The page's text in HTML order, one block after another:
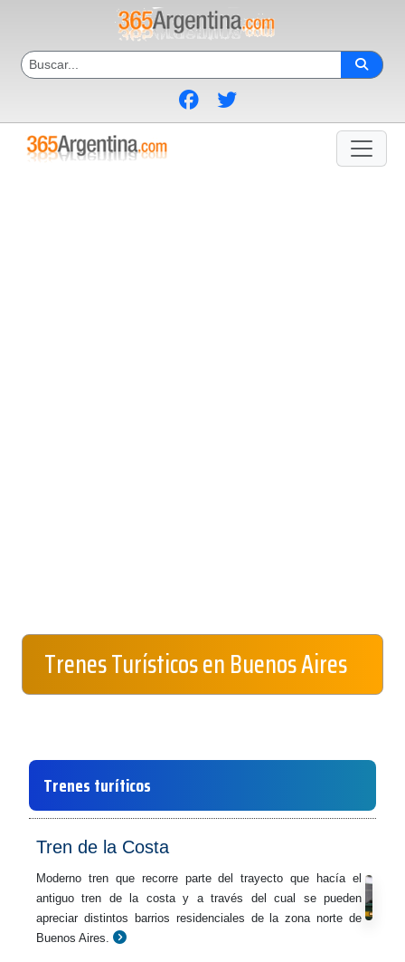
Trenes Turísticos en Buenos Aires
Trenes turíticos
Tren de la Costa
Moderno tren que recorre parte del trayecto que hacía el
antiguo tren de la costa y a través del cual se pueden
apreciar distintos barrios residenciales de la zona norte de
Buenos Aires.